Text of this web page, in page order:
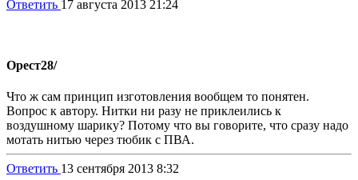
Ответить 17 августа 2013 21:24
Орест28/
Что ж сам принцип изготовления вообщем то понятен.
Вопрос к автору. Нитки ни разу не приклеились к
воздушному шарику? Потому что вы говорите, что сразу надо
мотать нитью через тюбик с ПВА.
Ответить 13 сентября 2013 8:32